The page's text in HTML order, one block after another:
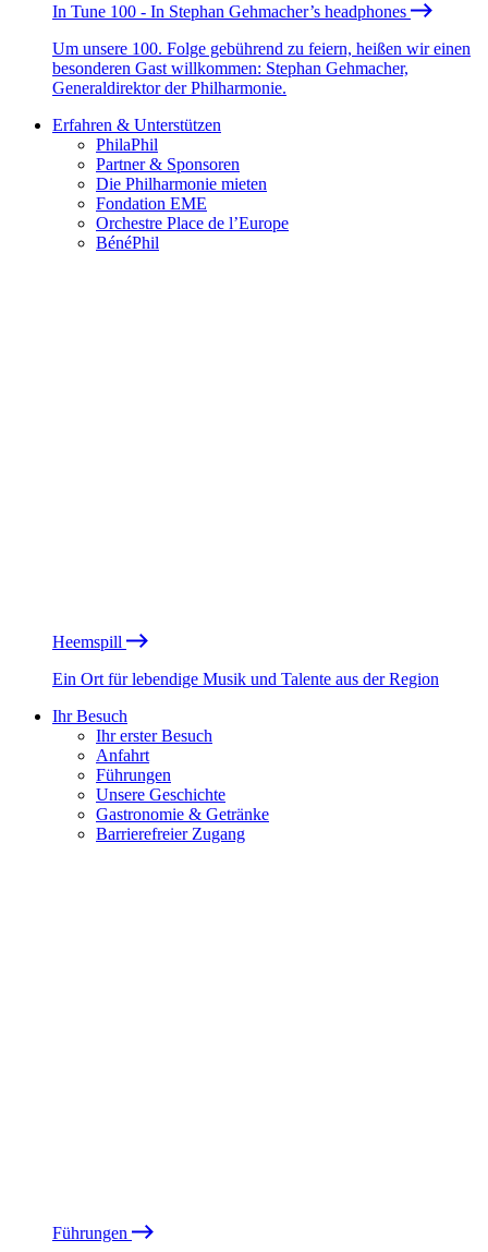
In Tune 100 - In Stephan Gehmacher’s headphones
Um unsere 100. Folge gebührend zu feiern, heißen wir einen
besonderen Gast willkommen: Stephan Gehmacher,
Generaldirektor der Philharmonie.
Erfahren & Unterstützen
PhilaPhil
Partner & Sponsoren
Die Philharmonie mieten
Fondation EME
Orchestre Place de l’Europe
BénéPhil
Heemspill
Ein Ort für lebendige Musik und Talente aus der Region
Ihr Besuch
Ihr erster Besuch
Anfahrt
Führungen
Unsere Geschichte
Gastronomie & Getränke
Barrierefreier Zugang
Führungen